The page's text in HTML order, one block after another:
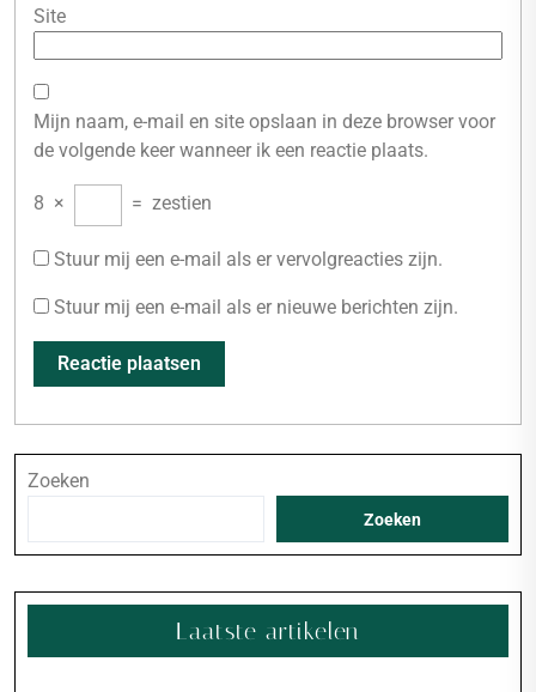
Site
Mijn naam, e-mail en site opslaan in deze browser voor
de volgende keer wanneer ik een reactie plaats.
8 × = zestien
Stuur mij een e-mail als er vervolgreacties zijn.
Stuur mij een e-mail als er nieuwe berichten zijn.
Zoeken
Zoeken
Laatste artikelen